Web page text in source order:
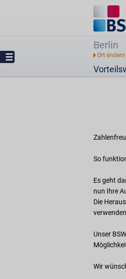
Berlin
So
Es geht
nun Ihre
Die
Unser
Wir